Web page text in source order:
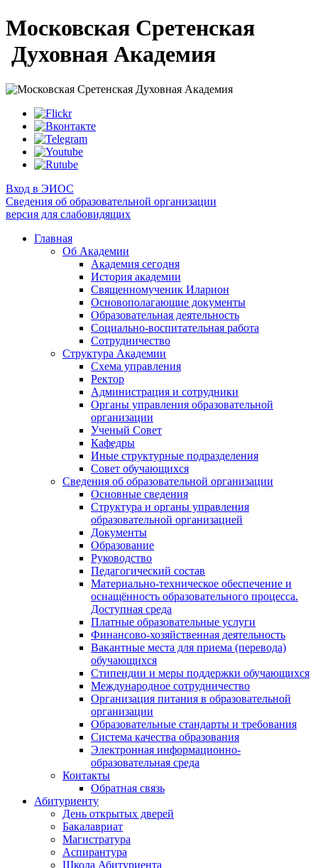
Московская Сретенская
Духовная Академия
Вход в ЭИОС
Сведения об образовательной организации
версия для слабовидящих
Главная
Об Академии
Академия сегодня
История академии
Священномученик Иларион
Основополагающие документы
Образовательная деятельность
Социально-воспитательная работа
Сотрудничество
Структура Академии
Схема управления
Ректор
Администрация и сотрудники
Органы управления образовательной
организации
Ученый Совет
Кафедры
Иные структурные подразделения
Совет обучающихся
Сведения об образовательной организации
Основные сведения
Структура и органы управления
образовательной организацией
Документы
Образование
Руководство
Педагогический состав
Материально-техническое обеспечение и
оснащённость образовательного процесса.
Доступная среда
Платные образовательные услуги
Финансово-хозяйственная деятельность
Вакантные места для приема (перевода)
обучающихся
Стипендии и меры поддержки обучающихся
Международное сотрудничество
Организация питания в образовательной
организации
Образовательные стандарты и требования
Система качества образования
Электронная информационно-
образовательная среда
Контакты
Обратная связь
Абитуриенту
День открытых дверей
Бакалавриат
Магистратура
Аспирантура
Школа Абитуриента